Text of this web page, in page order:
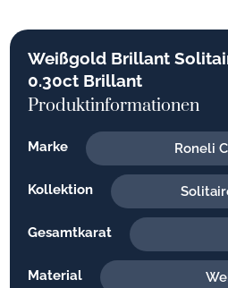
Weißgold Brillant
0.30ct Brillant
Produktinformationen
Marke Roneli
Kollektion
Gesamtkarat
Material